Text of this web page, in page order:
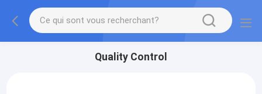
Quality Control